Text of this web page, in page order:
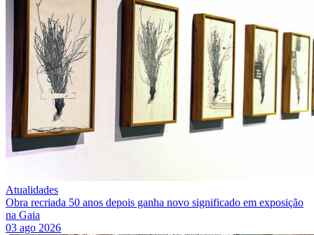
Atualidades
Obra recriada 50 anos depois ganha novo significado em exposição
na Gaia
03 ago 2026